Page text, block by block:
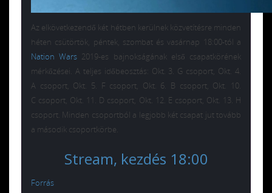
Az elkövetkezendő két hétben kerülnek közvetítésre minden
héten csütörtök, péntek, szombat és vasárnap 18:00-tól a
Nation Wars 2019-es bajnokságának első csapatkörének
mérkőzései. A teljes időbeosztás: Okt. 3. G csoport, Okt. 4.
A csoport, Okt. 5. F csoport, Okt. 6. B csoport, Okt. 10.
C csoport, Okt. 11. D csoport, Okt. 12. E csoport, Okt. 13. H
csoport. Minden csoportból a legjobb két csapat jut tovább
a második csoportkörbe.
Stream, kezdés 18:00
Forrás